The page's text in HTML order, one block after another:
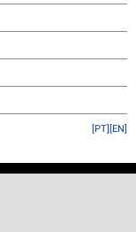
[EN]
[PT]